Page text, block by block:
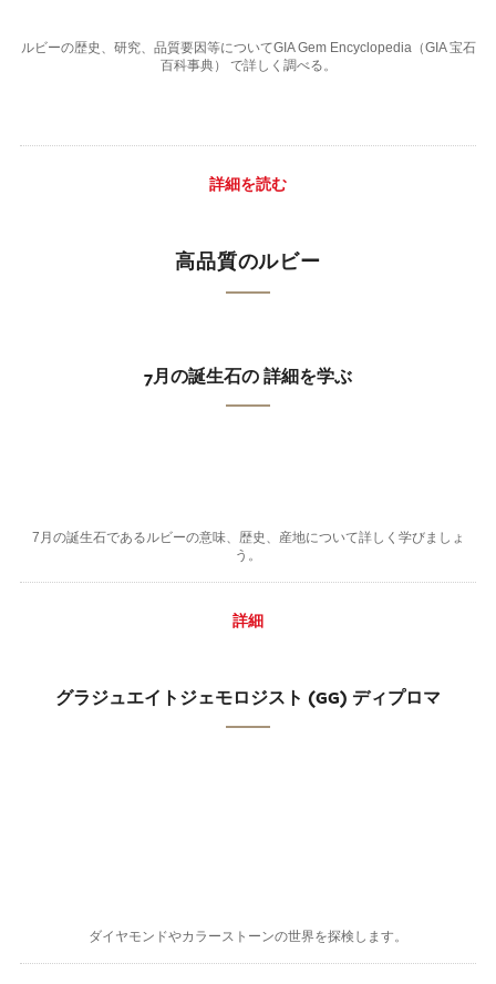
ルビーの歴史、研究、品質要因等についてGIA Gem Encyclopedia（GIA 宝石
百科事典） で詳しく調べる。
詳細を読む
高品質のルビー
7月の誕生石の 詳細を学ぶ
7月の誕生石であるルビーの意味、歴史、産地について詳しく学びましょ
う。
詳細
グラジュエイトジェモロジスト (GG) ディプロマ
ダイヤモンドやカラーストーンの世界を探検します。